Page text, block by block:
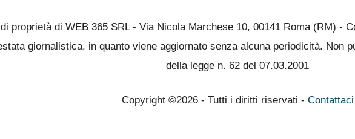
proprietà di WEB 365 SRL - Via Nicola Marchese 10, 00141 Roma (RM) -
giornalistica, in quanto viene aggiornato senza alcuna periodicità. Non
della legge n. 62 del 07.03.2001
Copyright ©2026 - Tutti i diritti riservati - Contattaci